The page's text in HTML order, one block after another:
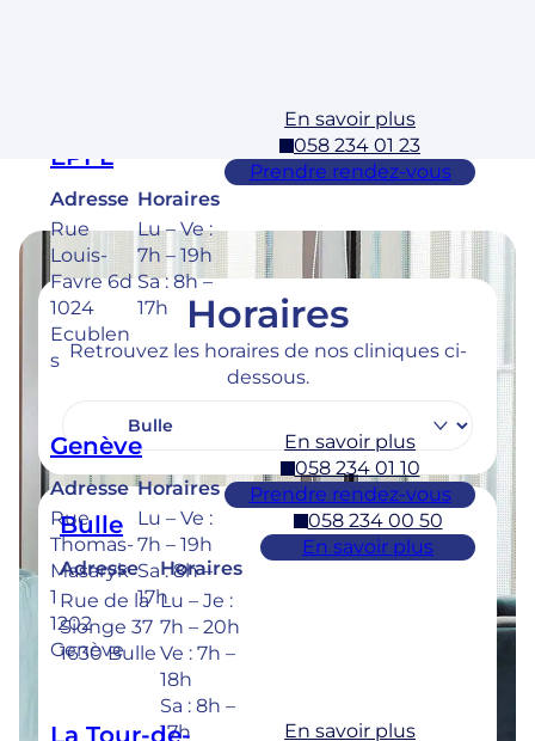
EPFL
Adresse
Rue
Louis-
Favre 6d
1024
Ecublen
s
Horaires
Lu – Ve :
7h – 19h
Sa : 8h –
17h
En savoir plus
058 234 01 23
Prendre rendez-vous
Genève
Adresse
Rue
Thomas-
Masaryk
1
1202
Genève
Horaires
Lu – Ve :
7h – 19h
Sa : 8h –
17h
En savoir plus
058 234 01 10
Prendre rendez-vous
La Tour-de-
En savoir plus
Horaires
Retrouvez les horaires de nos cliniques ci-
dessous.
Bulle
Adresse
Rue de la
Sionge 37
1630 Bulle
Horaires
Lu – Je :
7h – 20h
Ve : 7h –
18h
Sa : 8h –
17h
058 234 00 50
En savoir plus